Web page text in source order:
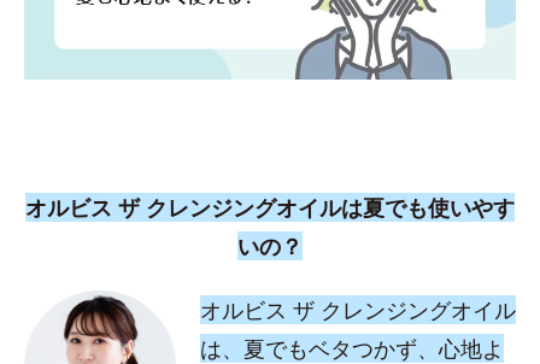
オルビス ザ クレンジングオイルは夏でも使いやす
いの？
オルビス ザ クレンジングオイル
は、夏でもベタつかず、心地よ